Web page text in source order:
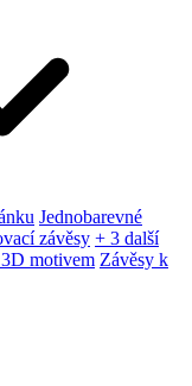
Jednobarevné
závěsy + 3 další
motivem Závěsy k